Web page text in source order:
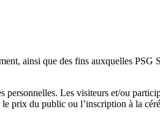
ainsi que des fins auxquelles PSG
Les visiteurs et/ou
prix du public ou l’inscription à la